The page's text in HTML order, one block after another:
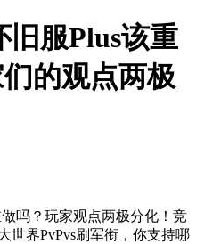
旧服Plus该重
的观点两极
吗？玩家观点两极分化！竞
世界PvPvs刷军衔，你支持哪